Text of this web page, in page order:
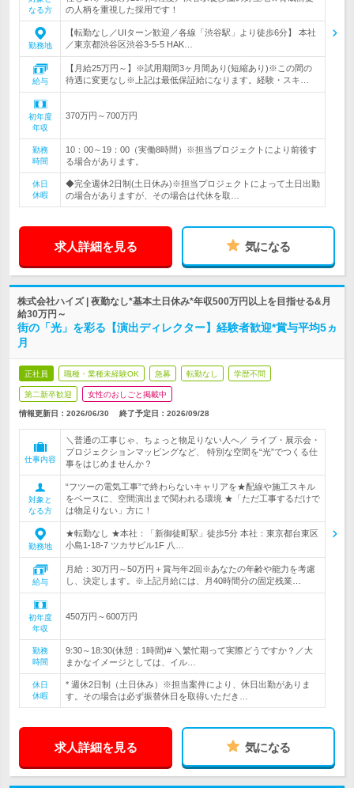
なる方
の人柄を重視した採用です！
勤務地
【転勤なし／UIターン歓迎／各線「渋谷駅」より徒歩6分】 本社
／東京都渋谷区渋谷3-5-5 HAK…
給与
【月給25万円～】※試用期間3ヶ月間あり(短縮あり)※この間の
待遇に変更なし※上記は最低保証給になります。経験・スキ…
初年度
年収
370万円～700万円
勤務
時間
10：00～19：00（実働8時間）※担当プロジェクトにより前後す
る場合があります。
休日
休暇
◆完全週休2日制(土日休み)※担当プロジェクトによって土日出勤
の場合がありますが、その場合は代休を取…
求人詳細を見る 気になる
株式会社ハイズ | 夜勤なし*基本土日休み*年収500万円以上を目指せる&月
給30万円～
街の「光」を彩る【演出ディレクター】経験者歓迎*賞与平均5ヵ
月
正社員 職種・業種未経験OK 急募 転勤なし 学歴不問
第二新卒歓迎 女性のおしごと掲載中
情報更新日：2026/06/30 終了予定日： 2026/09/28
仕事内容
＼普通の工事じゃ、ちょっと物足りない人へ／ ライブ・展示会・
プロジェクションマッピングなど、 特別な空間を“光”でつくる仕
事をはじめませんか？
対象と
なる方
“フツーの電気工事”で終わらないキャリアを★配線や施工スキル
をベースに、空間演出まで関われる環境 ★「ただ工事するだけで
は物足りない」方に！
勤務地
★転勤なし ★本社：「新御徒町駅」徒歩5分 本社：東京都台東区
小島1-18-7 ツカサビル1F 八…
給与
月給：30万円～50万円＋賞与年2回※あなたの年齢や能力を考慮
し、決定します。※上記月給には、月40時間分の固定残業…
初年度
年収
450万円～600万円
勤務
時間
9:30～18:30(休憩：1時間)# ＼繁忙期って実際どうですか？／大
まかなイメージとしては、イル…
休日
休暇
* 週休2日制（土日休み）※担当案件により、休日出勤がありま
す。その場合は必ず振替休日を取得いただき…
求人詳細を見る 気になる